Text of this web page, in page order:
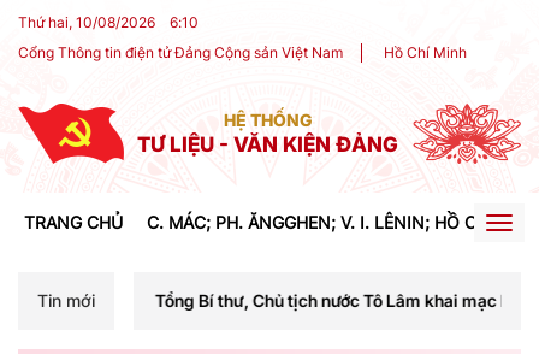
Thứ hai, 10/08/2026 6:10
Cổng Thông tin điện tử Đảng Cộng sản Việt Nam
Hồ Chí Minh
HỆ THỐNG
TƯ LIỆU - VĂN KIỆN ĐẢNG
TRANG CHỦ C. MÁC; PH. ĂNGGHEN; V. I. LÊNIN; HỒ CHÍ
Tin mới
Bí thư, Chủ tịch nước Tô Lâm khai mạc Hội nghị Trung ương